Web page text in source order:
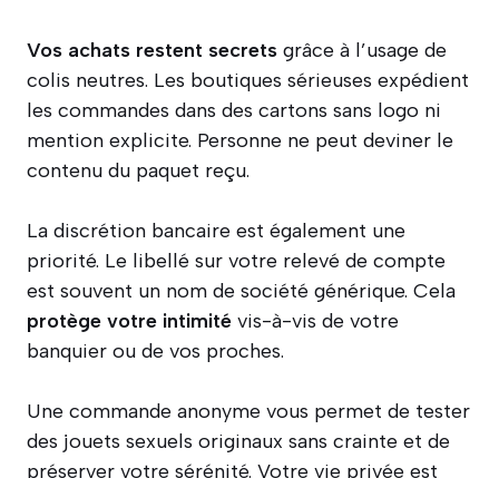
Vos achats restent secrets grâce à l’usage de
colis neutres. Les boutiques sérieuses expédient
les commandes dans des cartons sans logo ni
mention explicite. Personne ne peut deviner le
contenu du paquet reçu.
La discrétion bancaire est également une
priorité. Le libellé sur votre relevé de compte
est souvent un nom de société générique. Cela
protège votre intimité vis-à-vis de votre
banquier ou de vos proches.
Une commande anonyme vous permet de tester
des jouets sexuels originaux sans crainte et de
préserver votre sérénité. Votre vie privée est